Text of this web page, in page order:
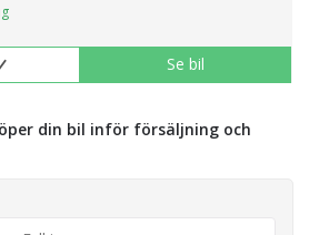
Se bil
din bil inför försäljning och